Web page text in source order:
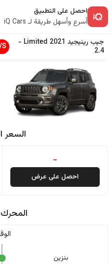
احصل على التطبيق
أسرع وأسهل طريقة لـ iQ Cars
جيب رينيجيد 2021
Limited
-
2.4
السعر
-
احصل على عرض
المحرك
بنزين